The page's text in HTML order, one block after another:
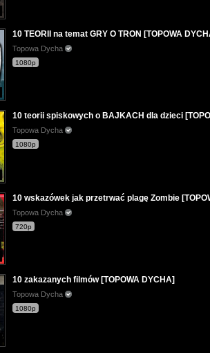
10 TEORII na temat GRY O TRON [TOPOWA
Topowa Dycha
1080p
10 teorii spiskowych o BAJKACH dla dzieci
Topowa Dycha
1080p
10 wskazówek jak przetrwać plagę Zombie
Topowa Dycha
720p
10 zakazanych filmów [TOPOWA DYCHA]
Topowa Dycha
1080p